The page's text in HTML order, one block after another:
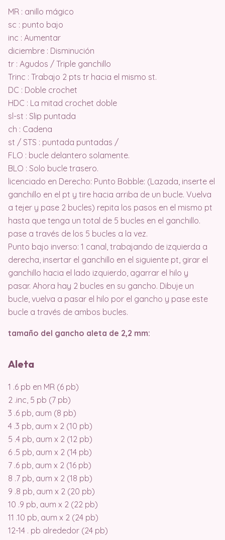
MR : anillo mágico
sc : punto bajo
inc : Aumentar
diciembre : Disminución
tr : Agudos / Triple ganchillo
Trinc : Trabajo 2 pts tr hacia el mismo st.
DC : Doble crochet
HDC : La mitad crochet doble
sl-st : Slip puntada
ch : Cadena
st / STS : puntada puntadas /
FLO : bucle delantero solamente.
BLO : Solo bucle trasero.
licenciado en Derecho: Punto Bobble: (Lazada, inserte el
ganchillo en el pt y tire hacia arriba de un bucle. Vuelva
a tejer y pase 2 bucles) repita los pasos en el mismo pt
hasta que tenga un total de 5 bucles en el ganchillo.
pase a través de los 5 bucles a la vez.
Punto bajo inverso: 1 canal, trabajando de izquierda a
derecha, insertar el ganchillo en el siguiente pt, girar el
ganchillo hacia el lado izquierdo, agarrar el hilo y
pasar. Ahora hay 2 bucles en su gancho. Dibuje un
bucle, vuelva a pasar el hilo por el gancho y pase este
bucle a través de ambos bucles.
tamaño del gancho aleta de 2,2 mm:
Aleta
1 .6 pb en MR (6 pb)
2 .inc, 5 pb (7 pb)
3 .6 pb, aum (8 pb)
4 .3 pb, aum x 2 (10 pb)
5 .4 pb, aum x 2 (12 pb)
6 .5 pb, aum x 2 (14 pb)
7 .6 pb, aum x 2 (16 pb)
8 .7 pb, aum x 2 (18 pb)
9 .8 pb, aum x 2 (20 pb)
10 .9 pb, aum x 2 (22 pb)
11 .10 pb, aum x 2 (24 pb)
12-14 . pb alrededor (24 pb)